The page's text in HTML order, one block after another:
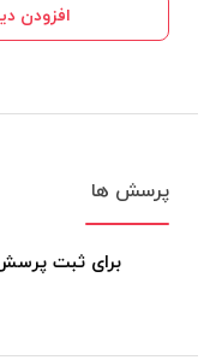
افزودن
پرسش ها
برای ثبت پرسش